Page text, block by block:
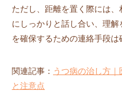
ただし、距離を置く際には
にしっかりと話し合い、理
を確保するための連絡手段は
関連記事： うつ病の治し方
と注意点